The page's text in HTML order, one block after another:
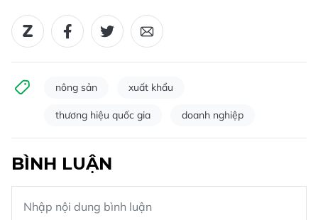
nông sản xuất khẩu
thương hiệu quốc gia doanh nghiệp
BÌNH LUẬN